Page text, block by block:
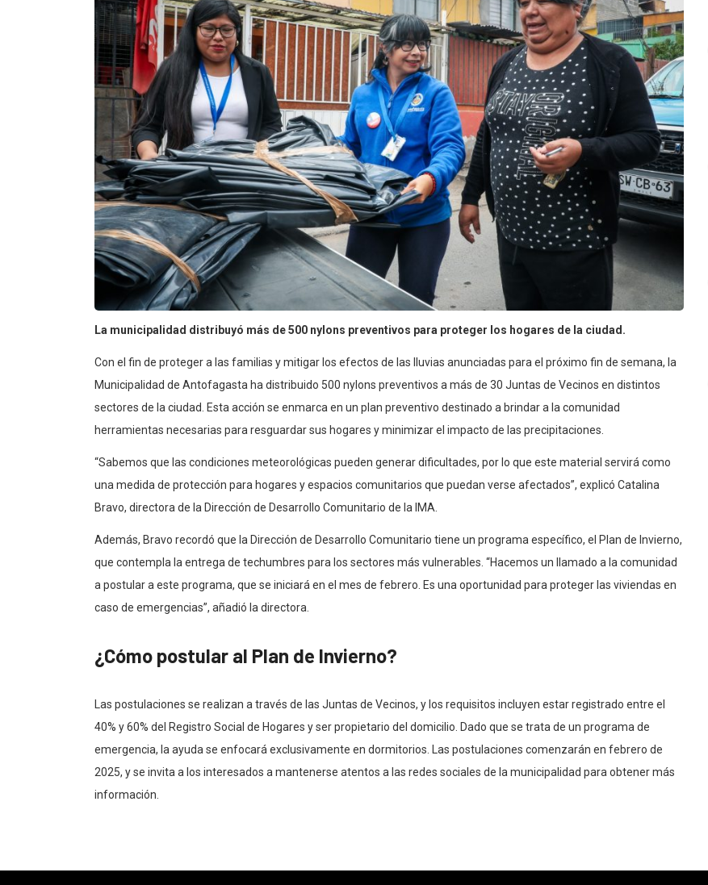
La municipalidad distribuyó más de 500 nylons preventivos para proteger los hogares de la ciudad.
Con el fin de proteger a las familias y mitigar los efectos de las lluvias anunciadas para el próximo fin de semana, la
Municipalidad de Antofagasta ha distribuido 500 nylons preventivos a más de 30 Juntas de Vecinos en distintos
sectores de la ciudad. Esta acción se enmarca en un plan preventivo destinado a brindar a la comunidad
herramientas necesarias para resguardar sus hogares y minimizar el impacto de las precipitaciones.
“Sabemos que las condiciones meteorológicas pueden generar dificultades, por lo que este material servirá como
una medida de protección para hogares y espacios comunitarios que puedan verse afectados”, explicó Catalina
Bravo, directora de la Dirección de Desarrollo Comunitario de la IMA.
Además, Bravo recordó que la Dirección de Desarrollo Comunitario tiene un programa específico, el Plan de Invierno,
que contempla la entrega de techumbres para los sectores más vulnerables. “Hacemos un llamado a la comunidad
a postular a este programa, que se iniciará en el mes de febrero. Es una oportunidad para proteger las viviendas en
caso de emergencias”, añadió la directora.
¿Cómo postular al Plan de Invierno?
Las postulaciones se realizan a través de las Juntas de Vecinos, y los requisitos incluyen estar registrado entre el
40% y 60% del Registro Social de Hogares y ser propietario del domicilio. Dado que se trata de un programa de
emergencia, la ayuda se enfocará exclusivamente en dormitorios. Las postulaciones comenzarán en febrero de
2025, y se invita a los interesados a mantenerse atentos a las redes sociales de la municipalidad para obtener más
información.